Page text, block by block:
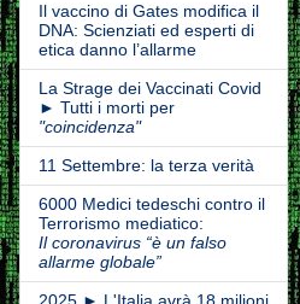
Il vaccino di Gates modifica il
DNA: Scienziati ed esperti di
etica danno l’allarme
La Strage dei Vaccinati Covid
► Tutti i morti per
"coincidenza"
11 Settembre: la terza verità
6000 Medici tedeschi contro il
Terrorismo mediatico:
Il coronavirus “è un falso
allarme globale”